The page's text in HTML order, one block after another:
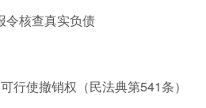
令核查真实负债
行使撤销权（民法典第541条）